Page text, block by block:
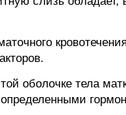
оболочке тела